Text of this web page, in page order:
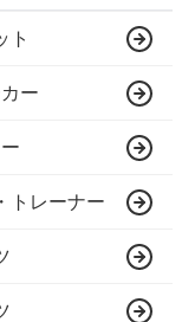
ト
ー
トレーナー